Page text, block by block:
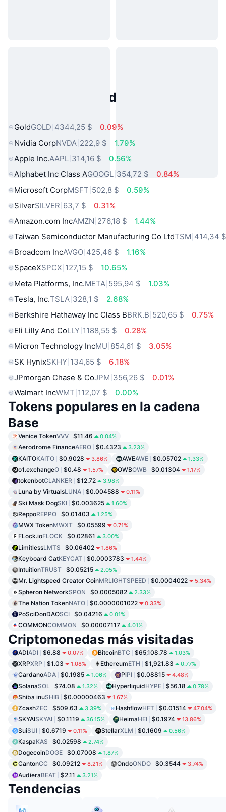
Activos del Mundo Real
GoldGOLD 4344,25 $
0.09%
Nvidia CorpNVDA 222,9 $
1.79%
Apple Inc.AAPL 314,16 $
0.56%
Alphabet Inc Class AGOOGL 354,72 $
0.84%
Microsoft CorpMSFT 502,8 $
0.59%
SilverSILVER 63,7 $
0.31%
Amazon.com IncAMZN 276,18 $
1.44%
Taiwan Semiconductor Manufacturing Co LtdTSM 414,34
Broadcom IncAVGO 425,46 $
1.16%
SpaceXSPCX 127,15 $
10.65%
Meta Platforms, Inc.META 595,94 $
1.03%
Tesla, Inc.TSLA 328,1 $
2.68%
Berkshire Hathaway Inc Class BBRK.B 520,65 $
0.75%
Eli Lilly And CoLLY 1188,55 $
0.28%
Micron Technology IncMU 854,61 $
3.05%
SK HynixSKHY 134,65 $
6.18%
JPmorgan Chase & CoJPM 356,26 $
0.01%
Walmart IncWMT 112,07 $ 0.00%
Tokens populares en la cadena
Base
Venice TokenVVV $11.46 0.04%
Aerodrome FinanceAERO $0.4323 3.23%
KAITOKAITO $0.9028 3.86% AWEAWE $0.05702 1.33%
o1.exchangeO $0.48 1.57% OWBOWB $0.01304 1.17%
tokenbotCLANKER $12.72 3.98%
Luna by VirtualsLUNA $0.004588 0.11%
Ski Mask DogSKI $0.003625 1.60%
ReppoREPPO $0.01403 1.25%
MWX TokenMWXT $0.05599 0.71%
FLock.ioFLOCK $0.02861 3.00%
LimitlessLMTS $0.06402 1.86%
Keyboard CatKEYCAT $0.0003783 1.44%
IntuitionTRUST $0.05215 2.05%
Mr. Lightspeed Creator CoinMRLIGHTSPEED $0.0004022 5.34%
Spheron NetworkSPON $0.0005082 2.33%
The Nation TokenNATO $0.0000001022 0.33%
PoSciDonDAOSCI $0.04216 0.01%
COMMONCOMMON $0.00007117 4.01%
Criptomonedas más visitadas
ADIADI $6.88 0.07% BitcoinBTC $65,108.78 1.03%
XRPXRP $1.03 1.08% EthereumETH $1,921.83 0.77%
CardanoADA $0.1985 1.06% PiPI $0.08815 4.48%
SolanaSOL $74.08 1.32% HyperliquidHYPE $56.18 0.78%
Shiba inuSHIB $0.00000463 1.67%
ZcashZEC $509.63 3.39% HashflowHFT $0.01514 47.04%
SKYAISKYAI $0.1119 36.15% HeimaHEI $0.1974 13.86%
SuiSUI $0.6719 0.11% StellarXLM $0.1609 0.56%
KaspaKAS $0.02598 2.74%
DogecoinDOGE $0.07008 1.87%
CantonCC $0.09212 8.21% OndoONDO $0.3544 3.74%
AudieraBEAT $2.11 3.21%
Tendencias